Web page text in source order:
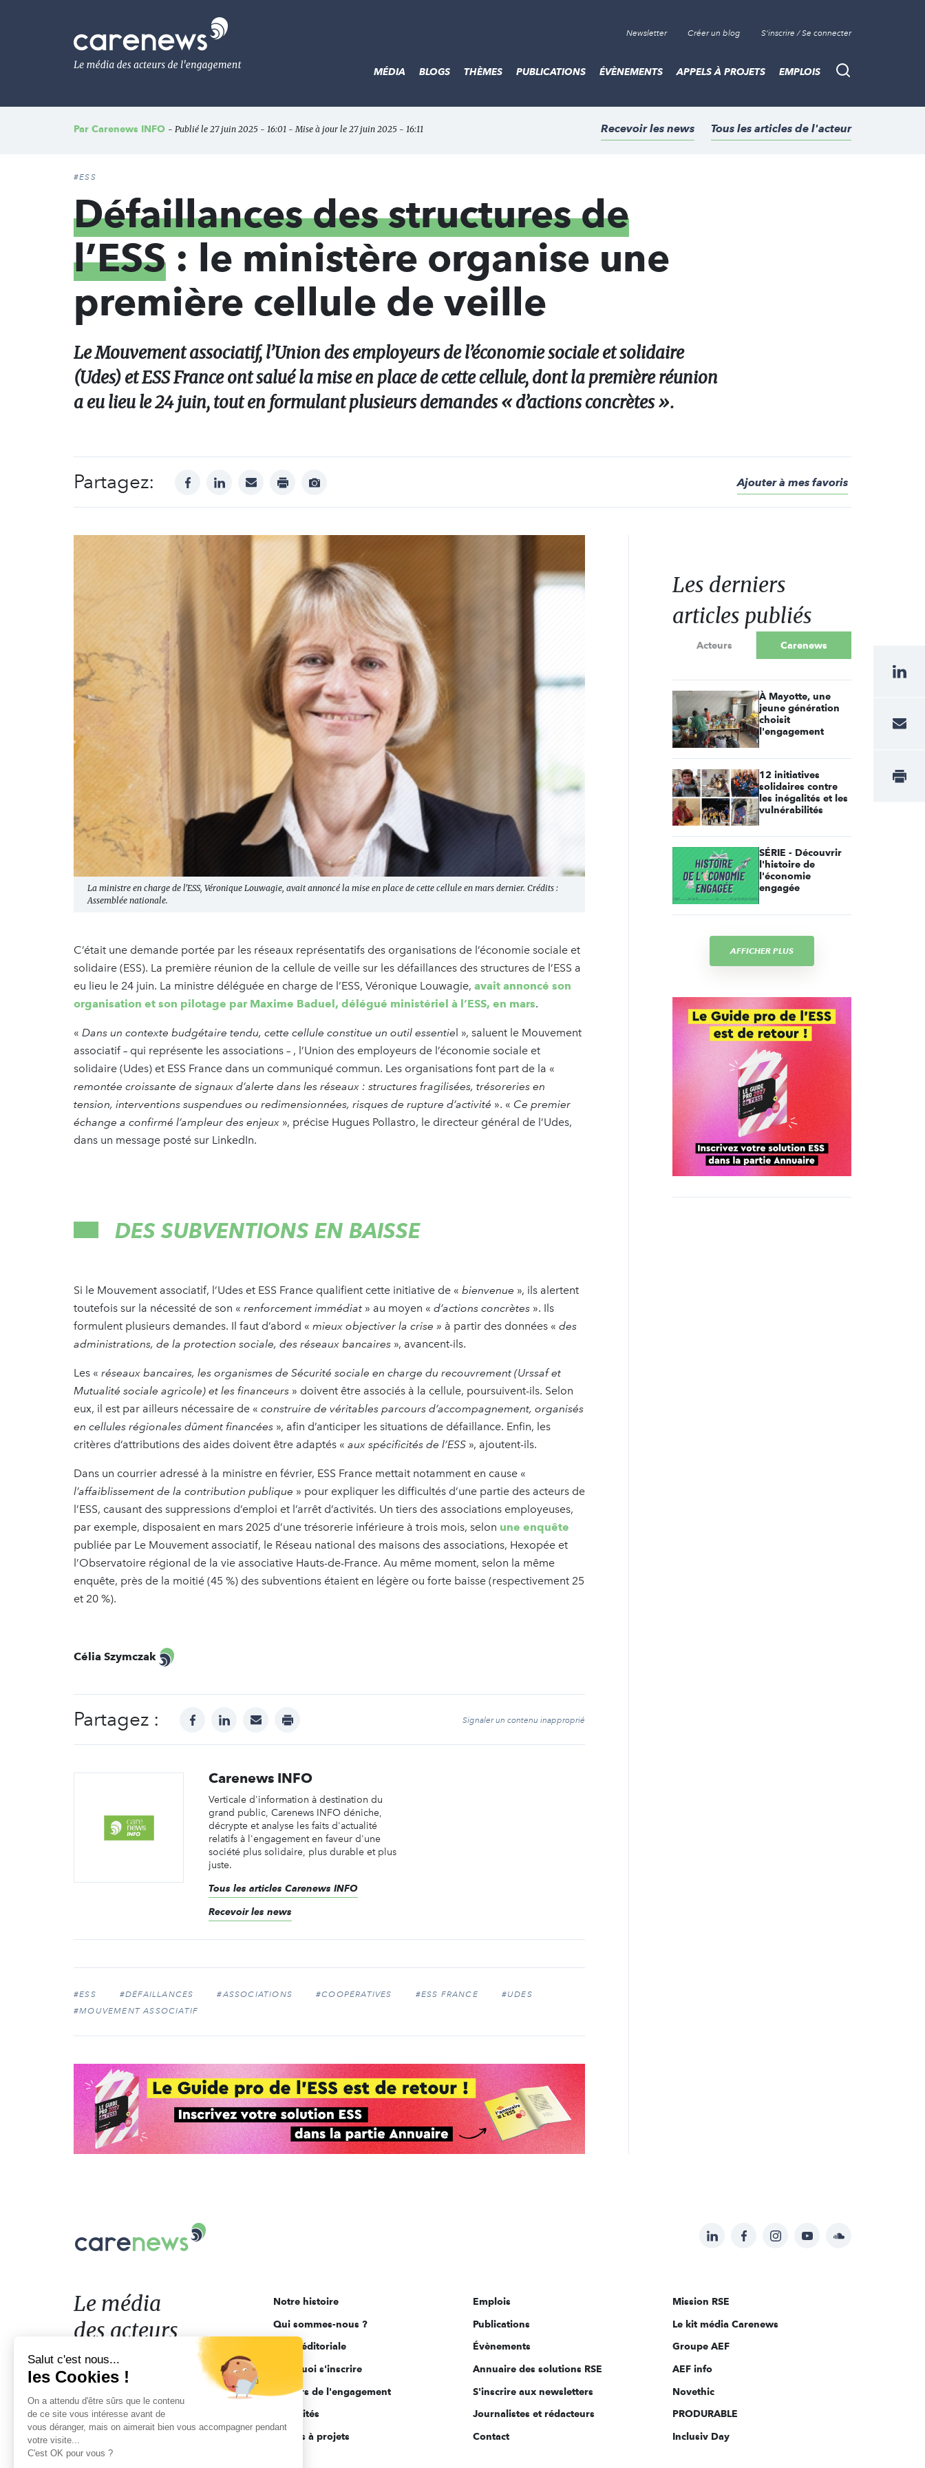
Le
média
de
l'engagement
Newsletter Créer un blog S'inscrire / Se connecter
Recherche
MÉDIA BLOGS THÈMES PUBLICATIONS ÉVÈNEMENTS APPELS À PROJETS EMPLOIS
Par Carenews INFO - Publié le 27 juin 2025 - 16:01 - Mise à jour le 27 juin 2025 - 16:11 Recevoir les news Tous les articles de l'acteur
#ESS
Défaillances des structures de
l’ESS : le ministère organise une
première cellule de veille
Le Mouvement associatif, l’Union des employeurs de l’économie sociale et solidaire
(Udes) et ESS France ont salué la mise en place de cette cellule, dont la première réunion
a eu lieu le 24 juin, tout en formulant plusieurs demandes « d’actions concrètes ».
Partagez: facebooklinkedinmail print
Afficher
Ajouter à mes favoris
La ministre en charge de l'ESS, Véronique Louwagie, avait annoncé la mise en place de cette cellule en mars dernier. Crédits :
Assemblée nationale.
C’était une demande portée par les réseaux représentatifs des organisations de l’économie sociale et
solidaire (ESS). La première réunion de la cellule de veille sur les défaillances des structures de l’ESS a
eu lieu le 24 juin. La ministre déléguée en charge de l’ESS, Véronique Louwagie, avait annoncé son
organisation et son pilotage par Maxime Baduel, délégué ministériel à l’ESS, en mars.
« Dans un contexte budgétaire tendu, cette cellule constitue un outil essentiel », saluent le Mouvement
associatif – qui représente les associations – , l’Union des employeurs de l’économie sociale et
solidaire (Udes) et ESS France dans un communiqué commun. Les organisations font part de la «
remontée croissante de signaux d’alerte dans les réseaux : structures fragilisées, trésoreries en
tension, interventions suspendues ou redimensionnées, risques de rupture d’activité ». « Ce premier
échange a confirmé l’ampleur des enjeux », précise Hugues Pollastro, le directeur général de l’Udes,
dans un message posté sur LinkedIn.
DES SUBVENTIONS EN BAISSE
Si le Mouvement associatif, l’Udes et ESS France qualifient cette initiative de « bienvenue », ils alertent
toutefois sur la nécessité de son « renforcement immédiat » au moyen « d’actions concrètes ». Ils
formulent plusieurs demandes. Il faut d’abord « mieux objectiver la crise » à partir des données « des
administrations, de la protection sociale, des réseaux bancaires », avancent-ils.
Les « réseaux bancaires, les organismes de Sécurité sociale en charge du recouvrement (Urssaf et
Mutualité sociale agricole) et les financeurs » doivent être associés à la cellule, poursuivent-ils. Selon
eux, il est par ailleurs nécessaire de « construire de véritables parcours d’accompagnement, organisés
en cellules régionales dûment financées », afin d’anticiper les situations de défaillance. Enfin, les
critères d’attributions des aides doivent être adaptés « aux spécificités de l’ESS », ajoutent-ils.
Dans un courrier adressé à la ministre en février, ESS France mettait notamment en cause «
l’affaiblissement de la contribution publique » pour expliquer les difficultés d’une partie des acteurs de
l’ESS, causant des suppressions d’emploi et l’arrêt d’activités. Un tiers des associations employeuses,
par exemple, disposaient en mars 2025 d’une trésorerie inférieure à trois mois, selon une enquête
publiée par Le Mouvement associatif, le Réseau national des maisons des associations, Hexopée et
l’Observatoire régional de la vie associative Hauts-de-France. Au même moment, selon la même
enquête, près de la moitié (45 %) des subventions étaient en légère ou forte baisse (respectivement 25
et 20 %).
Célia Szymczak
Partagez : facebooklinkedinmail print Signaler un contenu inapproprié
Carenews INFO
Verticale d'information à destination du
grand public, Carenews INFO déniche,
décrypte et analyse les faits d'actualité
relatifs à l'engagement en faveur d'une
société plus solidaire, plus durable et plus
juste.
Tous les articles Carenews INFO
Recevoir les news
#ESS #DÉFAILLANCES #ASSOCIATIONS #COOPÉRATIVES #ESS FRANCE
#UDES
#MOUVEMENT ASSOCIATIF
Les derniers
articles publiés
Acteurs Carenews
À Mayotte, une
jeune génération
choisit
l'engagement
12 initiatives
solidaires contre
les inégalités et les
vulnérabilités
SÉRIE - Découvrir
l'histoire de
l'économie
engagée
AFFICHER PLUS
Suivez-
sur:
LinkedInFacebookInstagramYouTubeSoundcloud
Le
acteurs
de
l'engagement
Le média
des acteurs
de l'engagement
Notre histoire
Qui sommes-nous ?
Ligne éditoriale
Pourquoi s'inscrire
Acteurs de l'engagement
Actualités
Appels à projets
Emplois
Publications
Évènements
Annuaire des solutions RSE
S'inscrire aux newsletters
Journalistes et rédacteurs
Contact
Mission RSE
Le kit média Carenews
Groupe AEF
AEF info
Novethic
PRODURABLE
Inclusiv Day
Salut c'est nous...
les Cookies !
On a attendu d'être sûrs que le contenu
de ce site vous intéresse avant de
vous déranger, mais on aimerait bien vous accompagner pendant
votre visite...
C'est OK pour vous ?